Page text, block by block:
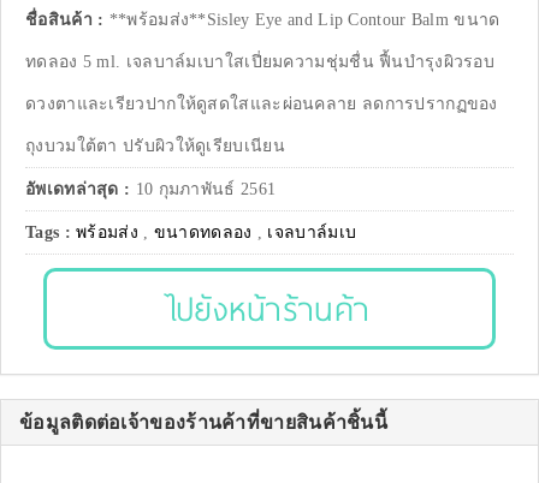
ชื่อสินค้า : **พร้อมส่ง**Sisley Eye and Lip Contour Balm ขนาด
ทดลอง 5 ml. เจลบาล์มเบาใสเปี่ยมความชุ่มชื่น ฟื้นบำรุงผิวรอบ
ดวงตาและเรียวปากให้ดูสดใสและผ่อนคลาย ลดการปรากฏของ
ถุงบวมใต้ตา ปรับผิวให้ดูเรียบเนียน
อัพเดทล่าสุด : 10 กุมภาพันธ์ 2561
Tags :พร้อมส่ง , ขนาดทดลอง , เจลบาล์มเบ
ไปยังหน้าร้านค้า
ข้อมูลติดต่อเจ้าของร้านค้าที่ขายสินค้าชิ้นนี้